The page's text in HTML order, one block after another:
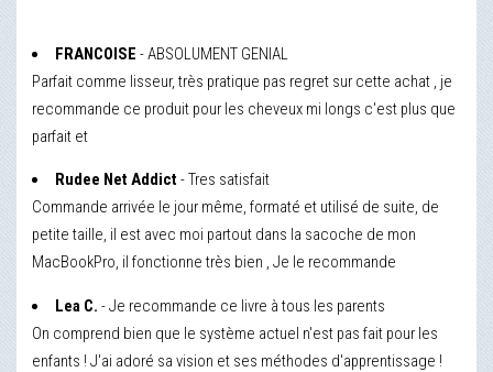
FRANCOISE - ABSOLUMENT GENIAL
Parfait comme lisseur, très pratique pas regret sur cette achat , je
recommande ce produit pour les cheveux mi longs c'est plus que
parfait et
Rudee Net Addict - Tres satisfait
Commande arrivée le jour même, formaté et utilisé de suite, de
petite taille, il est avec moi partout dans la sacoche de mon
MacBookPro, il fonctionne très bien , Je le recommande
Lea C. - Je recommande ce livre à tous les parents
On comprend bien que le système actuel n'est pas fait pour les
enfants ! J'ai adoré sa vision et ses méthodes d'apprentissage !